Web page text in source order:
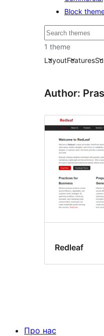
Block
Пошук
1 theme
LayoutFeatures
Author:
Redleaf
Про нас